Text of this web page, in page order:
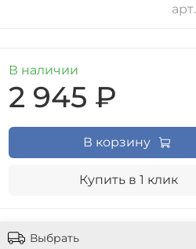
арт.
В наличии
2 945 ₽
В корзину
Купить в 1 клик
Выбрать